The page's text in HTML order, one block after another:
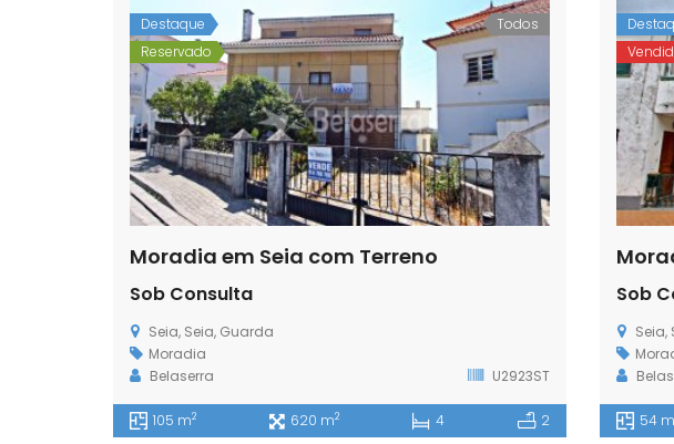
Destaque
Reservado
Todos
Moradia em Seia com Terreno
Sob Consulta
Seia, Seia, Guarda
Moradia
Belaserra
U2923ST
105 m2 620 m2 4 2
Sob
Seia,
54 m